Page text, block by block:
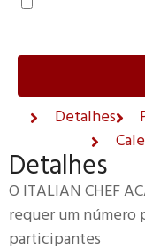
Detalhes
Detalhes
O ITALIAN CHEF
requer um
participantes